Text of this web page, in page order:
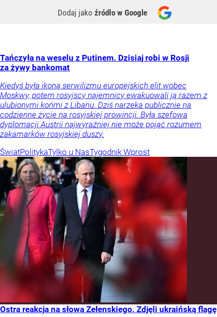
Dodaj jako źródło w Google
Tańczyła na weselu z Putinem. Dzisiaj robi w Rosji
za żywy bankomat
Kiedyś była ikoną serwilizmu europejskich elit wobec
Moskwy, potem rosyjscy najemnicy ewakuowali ją razem z
ulubionymi końmi z Libanu. Dziś narzeka publicznie na
codzienne życie na rosyjskiej prowincji. Była szefowa
dyplomacji Austrii najwyraźniej nie może pojąć rozumem
zakamarków rosyjskiej duszy.
ŚwiatPolitykaTylko u NasTygodnik Wprost
Ostra reakcja na słowa Zełenskiego. Zdjęli ukraińską flagę